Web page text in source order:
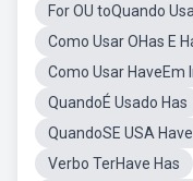
For OU toQuando
Como Usar OHas E
Como Usar HaveEm
QuandoÉ Usado Has
QuandoSE USA Have
Verbo TerHave Has